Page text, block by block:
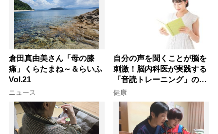
倉田真由美さん「母の膝
痛」くらたまね～＆らいふ
Vol.21
ニュース
自分の声を聞くことが脳を
刺激！脳内科医が実践する
「音読トレーニング」の極
意
健康